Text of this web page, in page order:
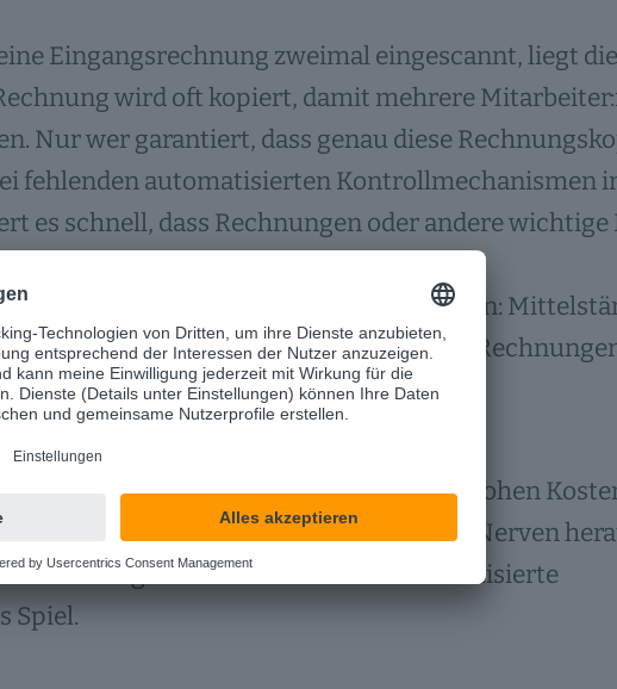
Eingangsrechnung zweimal eingescannt, liegt
wird oft kopiert, damit mehrere
Nur wer garantiert, dass genau diese
fehlenden automatisierten Kontrollmechanismen
es schnell, dass Rechnungen oder andere
können teuer für Unternehmen werden:
rund 300.000 US-Dollar pro Jahr, weil
Dubletten im Unternehmen führen zu hohen
täglichen Arbeit und fordern unsere Nerven
her. Und genau hier kommt die automatisierte
Spiel.